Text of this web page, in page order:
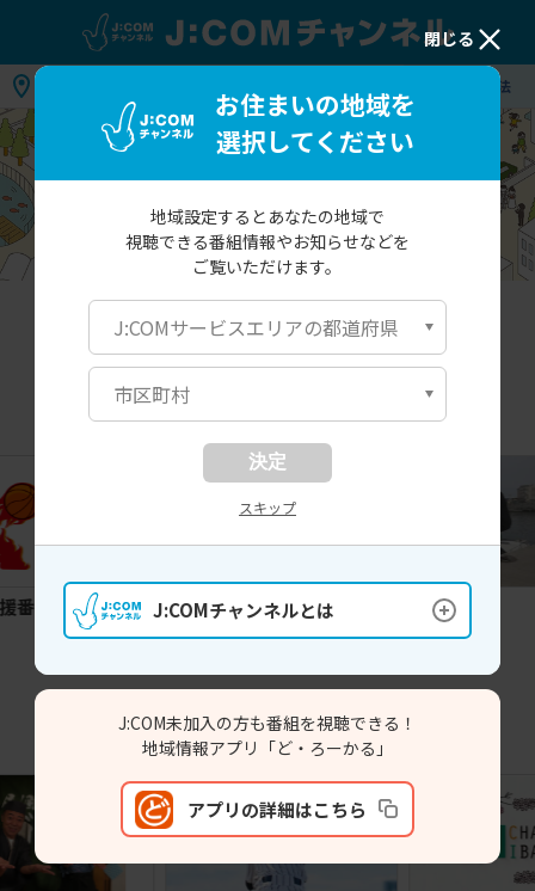
視聴方法
中国・九州
北海道・東北
MIRAI Style SAPPORO 釣りバカＺ
関東
閉じる
お住まいの地域を
選択してください
地域設定するとあなたの地域で
視聴できる番組情報やお知らせなどを
ご覧いただけます。
J:COMサービスエリアの都道府県
市区町村
決定
スキップ
J:COMチャンネルとは
J:COM未加入の方も番組を視聴できる！
地域情報アプリ「ど・ろーかる」
アプリの詳細はこちら